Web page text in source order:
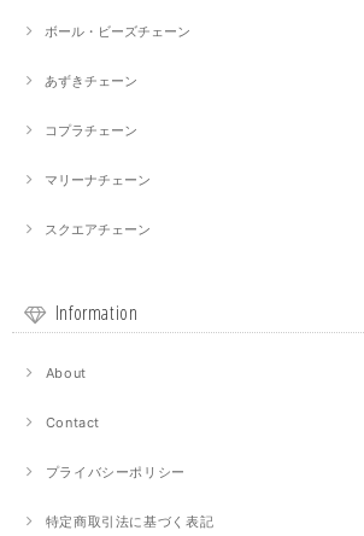
ボール・ビーズチェーン
あずきチェーン
コプラチェーン
マリーナチェーン
スクエアチェーン
Information
About
Contact
プライバシーポリシー
特定商取引法に基づく表記